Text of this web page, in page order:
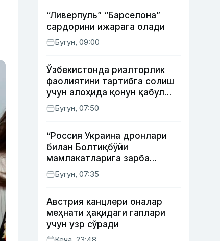
“Ливерпуль” “Барселона”
сардорини ижарага олади
Бугун, 09:00
Ўзбекистонда риэлторлик
фаолиятини тартибга солиш
учун алоҳида қонун қабул
қилинди
Бугун, 07:50
“Россия Украина дронлари
билан Болтиқбўйи
мамлакатларига зарба
бермоқчи” — Литва мудофаа
вазири
Бугун, 07:35
Австрия канцлери оналар
меҳнати ҳақидаги гаплари
учун узр сўради